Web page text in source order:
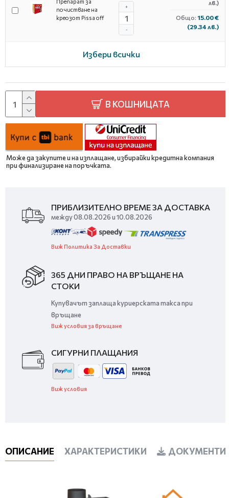
почистване на
креозот Pissa off
-
+
лв.)
Общо: 15.00 €
(29.34 лв.)
Избери всички
В КОШНИЦАТА
Може да закупите и на изплащане, избирайки кредитна компания
при финализиране на поръчката.
ПРИБЛИЗИТЕЛНО ВРЕМЕ ЗА ДОСТАВКА
между 08.08.2026 и 10.08.2026
Виж Политика За Доставки
365 ДНИ ПРАВО НА ВРЪЩАНЕ НА
СТОКИ
Купувачът заплаща куриерската такса при
връщане
Виж условия за връщане
СИГУРНИ ПЛАЩАНИЯ
Виж условия
ОПИСАНИЕ ХАРАКТЕРИСТИКИ ДОКУМЕНТИ